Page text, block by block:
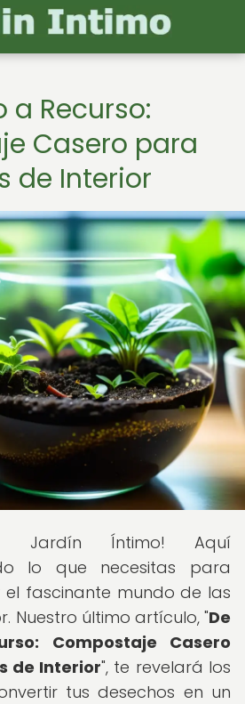
a Recurso:
Casero para
de Interior
a Jardín Íntimo! Aquí
lo que necesitas para
fascinante mundo de las
Nuestro último artículo, "De
Compostaje Casero
de Interior", te revelará los
tus desechos en un